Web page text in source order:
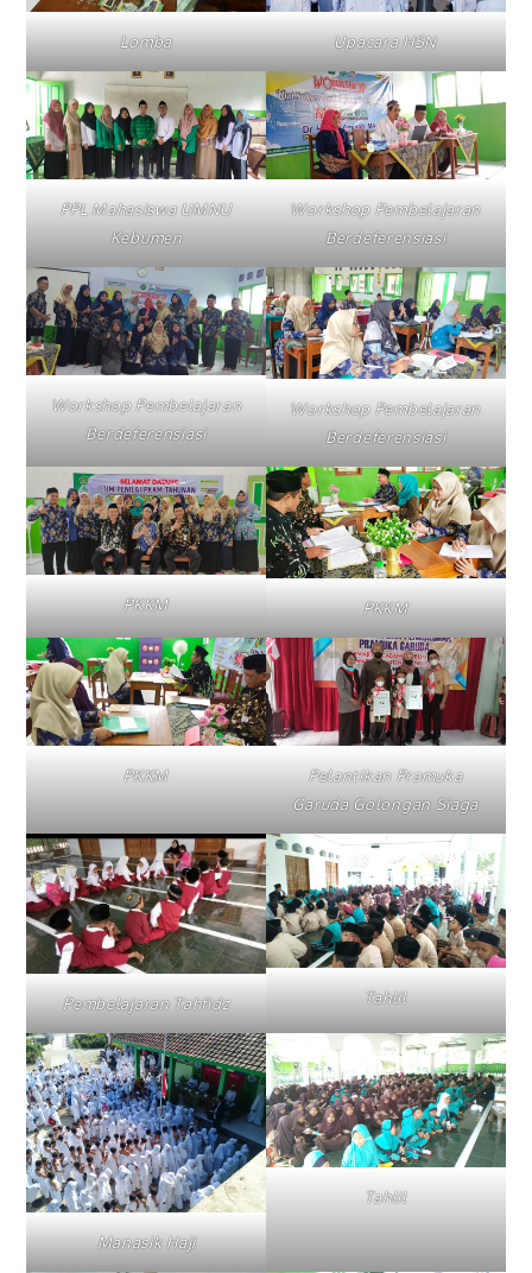
Lomba Upacara HSN
PPL Mahasiswa UMNU
Kebumen
Workshop Pembelajaran
Berdeferensiasi
Workshop Pembelajaran
Berdeferensiasi
Workshop Pembelajaran
Berdeferensiasi
PKKM PKKM
PKKM
Pelantikan Pramuka
Garuda Golongan Siaga
Pembelajaran Tahfidz Tahlil
Manasik Haji
Tahlil